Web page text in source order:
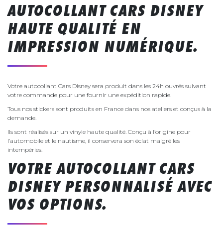
AUTOCOLLANT CARS DISNEY
HAUTE QUALITÉ EN
IMPRESSION NUMÉRIQUE.
Votre autocollant Cars Disney sera produit dans les 24h ouvrés suivant
votre commande pour une fournir une expédition rapide.
Tous nos stickers sont produits en France dans nos ateliers et conçus à la
demande.
Ils sont réalisés sur un vinyle haute qualité. Conçu à l’origine pour
l’automobile et le nautisme, il conservera son éclat malgré les
intempéries.
VOTRE AUTOCOLLANT CARS
DISNEY PERSONNALISÉ AVEC
VOS OPTIONS.